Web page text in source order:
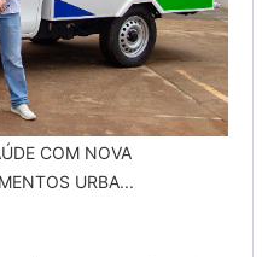
COM NOVA
URBA...